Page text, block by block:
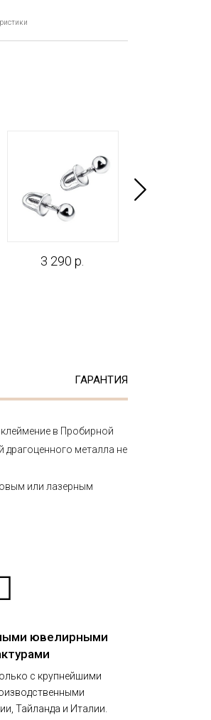
3 290 р.
ГАРАНТИЯ
в Пробирной
драгоценного металла не
или лазерным
ювелирными
с крупнейшими
Тайланда и Италии.